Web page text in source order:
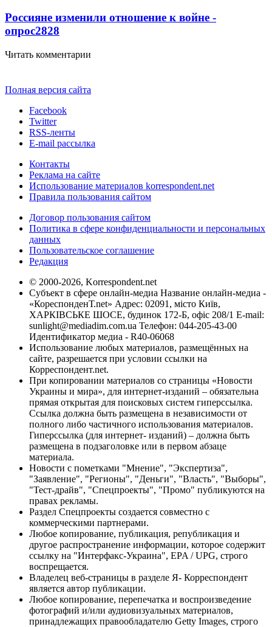
Россияне изменили отношение к войне -
опрос2828
Читать комментарии
Полная версия сайта
Facebook
Twitter
RSS-ленты
E-mail рассылка
Контакты
Реклама на сайте
Использование материалов korrespondent.net
Правила пользования сайтом
Договор пользования сайтом
Политика в сфере конфиденциальности и персональных
данных
Пользовательское соглашение
Редакция
© 2000-2026, Korrespondent.net
Субъект в сфере онлайн-медиа Название онлайн-медиа -
«КореспонденТ.net» Адрес: 02091, місто Київ,
ХАРКІВСЬКЕ ШОСЕ, будинок 172-Б, офіс 208/1 E-mail:
sunlight@mediadim.com.ua Телефон: 044-205-43-00
Идентификатор медиа - R40-06068
Использование любых материалов, размещённых на
сайте, разрешается при условии ссылки на
Корреспондент.net.
При копировании материалов со страницы «Новости
Украины и мира», для интернет-изданий – обязательна
прямая открытая для поисковых систем гиперссылка.
Ссылка должна быть размещена в независимости от
полного либо частичного использования материалов.
Гиперссылка (для интернет- изданий) – должна быть
размещена в подзаголовке или в первом абзаце
материала.
Новости с пометками "Мнение", "Экспертиза",
"Заявление", "Регионы", "Деньги", "Власть", "Выборы",
"Тест-драйв", "Спецпроекты", "Промо" публикуются на
правах рекламы.
Раздел Спецпроекты создается совместно с
коммерческими партнерами.
Любое копирование, публикация, републикация и
другое распространение информации, которое содержит
ссылку на "Интерфакс-Украина", EPA / UPG, строго
воспрещается.
Владелец веб-страницы в разделе Я- Корреспондент
является автор публикации.
Любое копирование, перепечатка и воспроизведение
фотографий и/или аудиовизуальных материалов,
принадлежащих правообладателю Getty Images, строго